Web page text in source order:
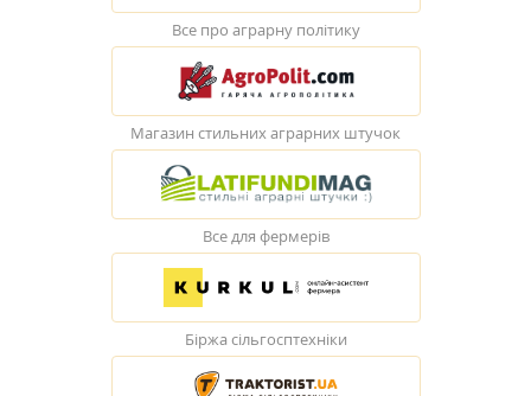
Все про аграрну політику
Магазин стильних аграрних штучок
Все для фермерів
Біржа сільгосптехніки